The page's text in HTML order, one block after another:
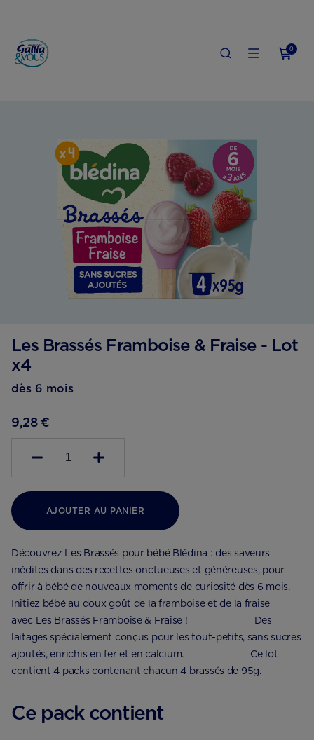
0
ACCUEIL
Les Brassés Framboise & Fraise - Lot
x4
dès 6 mois
9,28 €
1
AJOUTER AU PANIER
Découvrez Les Brassés pour bébé Blédina : des saveurs
inédites dans des recettes onctueuses et généreuses, pour
offrir à bébé de nouveaux moments de curiosité dès 6 mois.
Initiez bébé au doux goût de la framboise et de la fraise
avec Les Brassés Framboise & Fraise ! ⠀⠀⠀⠀⠀⠀⠀⠀⠀ Des
laitages spécialement conçus pour les tout-petits, sans sucres
ajoutés, enrichis en fer et en calcium. ⠀⠀⠀⠀⠀⠀⠀⠀⠀ Ce lot
contient 4 packs contenant chacun 4 brassés de 95g.
Ce pack contient